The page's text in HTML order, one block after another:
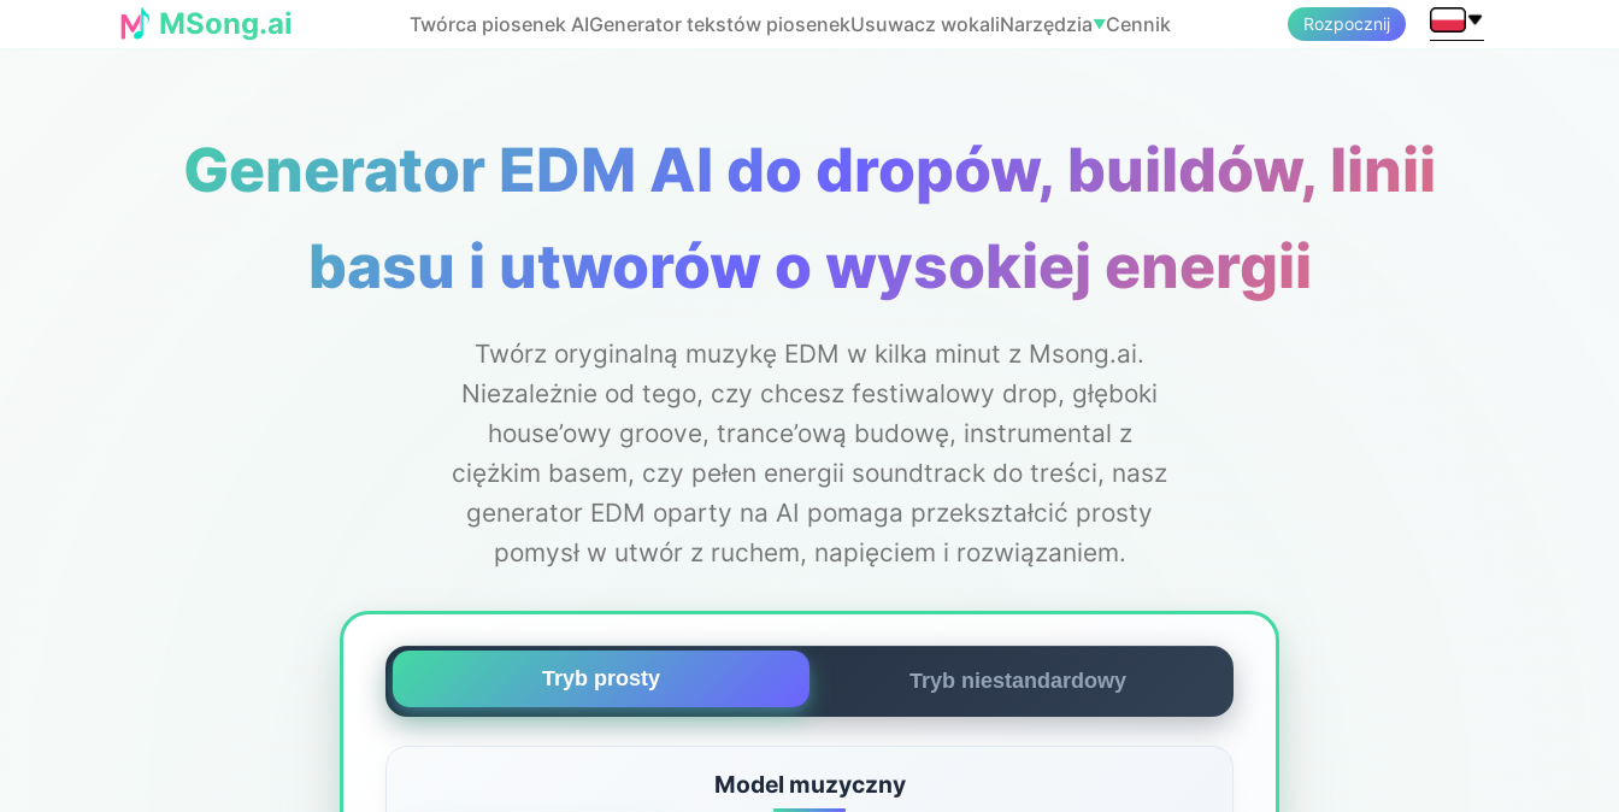
MSong.ai Twórca piosenek AIGenerator tekstów piosenekUsuwacz wokaliNarzędzia▼Cennik Rozpocznij
Generator EDM AI do dropów, buildów, linii
basu i utworów o wysokiej energii
Twórz oryginalną muzykę EDM w kilka minut z Msong.ai.
Niezależnie od tego, czy chcesz festiwalowy drop, głęboki
house’owy groove, trance’ową budowę, instrumental z
ciężkim basem, czy pełen energii soundtrack do treści, nasz
generator EDM oparty na AI pomaga przekształcić prosty
pomysł w utwór z ruchem, napięciem i rozwiązaniem.
Tryb prosty Tryb niestandardowy
Model muzyczny